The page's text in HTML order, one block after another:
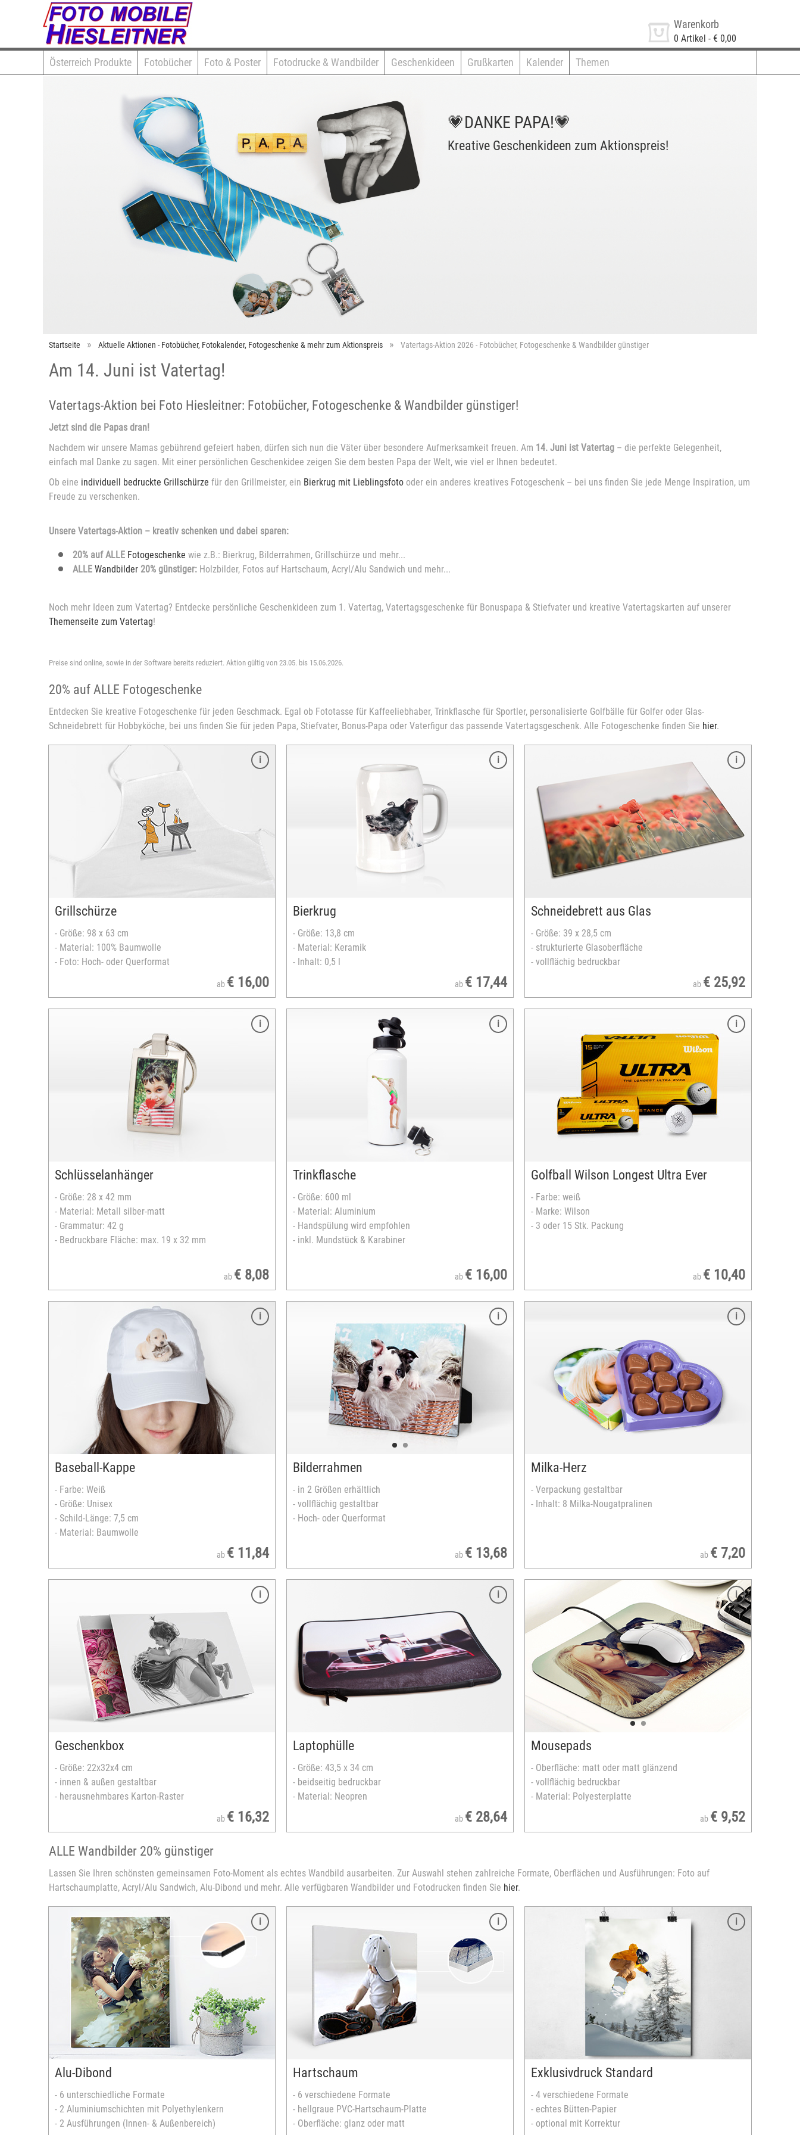
Warenkorb
0 Artikel - € 0,00
Österreich Produkte Fotobücher Foto & Poster Fotodrucke & Wandbilder Geschenkideen Grußkarten Kalender Themen
💗DANKE PAPA!💗
Kreative Geschenkideen zum Aktionspreis!
Startseite Aktuelle Aktionen - Fotobücher, Fotokalender, Fotogeschenke & mehr zum Aktionspreis Vatertags-Aktion 2026 - Fotobücher, Fotogeschenke & Wandbilder günstiger
Am 14. Juni ist Vatertag!
Vatertags-Aktion bei Foto Hiesleitner: Fotobücher, Fotogeschenke & Wandbilder günstiger!
Jetzt sind die Papas dran!
Nachdem wir unsere Mamas gebührend gefeiert haben, dürfen sich nun die Väter über besondere Aufmerksamkeit freuen. Am 14. Juni ist Vatertag – die perfekte Gelegenheit,
einfach mal Danke zu sagen. Mit einer persönlichen Geschenkidee zeigen Sie dem besten Papa der Welt, wie viel er Ihnen bedeutet.
Ob eine individuell bedruckte Grillschürze für den Grillmeister, ein Bierkrug mit Lieblingsfoto oder ein anderes kreatives Fotogeschenk – bei uns finden Sie jede Menge Inspiration, um
Freude zu verschenken.
Unsere Vatertags-Aktion – kreativ schenken und dabei sparen:
20% auf ALLE Fotogeschenke wie z.B.: Bierkrug, Bilderrahmen, Grillschürze und mehr...
ALLE Wandbilder 20% günstiger: Holzbilder, Fotos auf Hartschaum, Acryl/Alu Sandwich und mehr...
Noch mehr Ideen zum Vatertag? Entdecke persönliche Geschenkideen zum 1. Vatertag, Vatertagsgeschenke für Bonuspapa & Stiefvater und kreative Vatertagskarten auf unserer
Themenseite zum Vatertag!
Preise sind online, sowie in der Software bereits reduziert. Aktion gültig von 23.05. bis 15.06.2026.
20% auf ALLE Fotogeschenke
Entdecken Sie kreative Fotogeschenke für jeden Geschmack. Egal ob Fototasse für Kaffeeliebhaber, Trinkflasche für Sportler, personalisierte Golfbälle für Golfer oder Glas-
Schneidebrett für Hobbyköche, bei uns finden Sie für jeden Papa, Stiefvater, Bonus-Papa oder Vaterfigur das passende Vatertagsgeschenk. Alle Fotogeschenke finden Sie hier.
Grillschürze
- Größe: 98 x 63 cm
- Material: 100% Baumwolle
- Foto: Hoch- oder Querformat
ab € 16,00
Bierkrug
- Größe: 13,8 cm
- Material: Keramik
- Inhalt: 0,5 l
ab € 17,44
Größe: 13,8 cm
Material: Keramik
Spülmaschinengeeignet
Inhalt: 0,5 l
Bedruckbare Fläche quer: 18 x 7 cm
Schneidebrett aus Glas
- Größe: 39 x 28,5 cm
- strukturierte Glasoberfläche
- vollflächig bedruckbar
ab € 25,92
Größe: 39 x 28,5 cm
strukturierte Glasoberfläche
Ecken leicht abgerundet
Rückseite weiß beschichtet
vollflächig bedruckbar
Schlüsselanhänger
- Größe: 28 x 42 mm
- Material: Metall silber-matt
- Grammatur: 42 g
- Bedruckbare Fläche: max. 19 x 32 mm
ab € 8,08
Trinkflasche
- Größe: 600 ml
- Material: Aluminium
- Handspülung wird empfohlen
- inkl. Mundstück & Karabiner
ab € 16,00
Größe: 19 cm
Durchmesser: 7,3 cm
Fassungsvermögen: 600 ml
Material: Aluminium
Handspülung wird empfohlen
inkl. Mundstück mit Schraubverschluss
inkl. Karabiner
versandfertig in 2-5 Tagen
Golfball Wilson Longest Ultra Ever
- Farbe: weiß
- Marke: Wilson
- 3 oder 15 Stk. Packung
ab € 10,40
Farbe: weiß
3 oder 15 Stk. Packung
verschiedene Druckformate:
- rund, quadratisch oder rechteckig
max. Druckformat: 18x18 mm
versandfertig in 2-5 Tagen
Baseball-Kappe
- Farbe: Weiß
- Größe: Unisex
- Schild-Länge: 7,5 cm
- Material: Baumwolle
ab € 11,84
Bilderrahmen
- in 2 Größen erhältlich
- vollflächig gestaltbar
- Hoch- oder Querformat
ab € 13,68
Rahmen klein: 12,7 x 17,8 cm
Rahmen gross: 20,3 x 25,4 cm
Platte 6 mm mit Aufsteller
Hoch- oder Querformat
versandfertig in 2-5 Tagen
Milka-Herz
- Verpackung gestaltbar
- Inhalt: 8 Milka-Nougatpralinen
ab € 7,20
Milka-Herz
Verpackung gestaltbar
Inhalt: 8 Milka-Nougatpralinen
versandfertig in 2-5 Tagen
Geschenkbox
- Größe: 22x32x4 cm
- innen & außen gestaltbar
- herausnehmbares Karton-Raster
ab € 16,32
Laptophülle
- Größe: 43,5 x 34 cm
- beidseitig bedruckbar
- Material: Neopren
ab € 28,64
Größe: 43,5 x 34 cm
beidseitig bedruckbar
Material: Neopren
mit Reißverschluss
schützt gegen Staub & Feuchtigkeit
versandfertig in 2-5 Tagen
Mousepads
- Oberfläche: matt oder matt glänzend
- vollflächig bedruckbar
- Material: Polyesterplatte
ab € 9,52
Größe: 19x23 cm
Oberfläche: matt oder matt glänzend
vollflächig bedruckbar
Material: Polyesterplatte
versandfertig in 2-5 Tagen
ALLE Wandbilder 20% günstiger
Lassen Sie Ihren schönsten gemeinsamen Foto-Moment als echtes Wandbild ausarbeiten. Zur Auswahl stehen zahlreiche Formate, Oberflächen und Ausführungen: Foto auf
Hartschaumplatte, Acryl/Alu Sandwich, Alu-Dibond und mehr. Alle verfügbaren Wandbilder und Fotodrucken finden Sie hier.
Alu-Dibond
- 6 unterschiedliche Formate
- 2 Aluminiumschichten mit Polyethylenkern
- 2 Ausführungen (Innen- & Außenbereich)
Hartschaum
- 6 verschiedene Formate
- hellgraue PVC-Hartschaum-Platte
- Oberfläche: glanz oder matt
Merkmale
6 verschiedene Formate:
- 20x30 cm
- 30x45/40 cm
- 40/45x60 cm
- 50x75/70 cm
- 60x80 cm
- 70x105 cm
hellgraue PVC-Hartschaum-Platte
Oberfläche: glanz oder matt
Plattenstärke: ca. 10 mm
inkl. 2 selbstklebende Kunststoffaufhängungen
versandfertig in 3-5 Tagen
Exklusivdruck Standard
- 4 verschiedene Formate
- echtes Bütten-Papier
- optional mit Korrektur
Merkmale
4 verschiedene Formate
ausbelichtet auf echtem Bütten-Papier
optional mit Korrektur
Bei längerer Sonneneinstrahlung kann das Papier
ausbleichen
Darf nicht mit Wasser in Berührung kommen
versandfertig in 3-5 Tagen